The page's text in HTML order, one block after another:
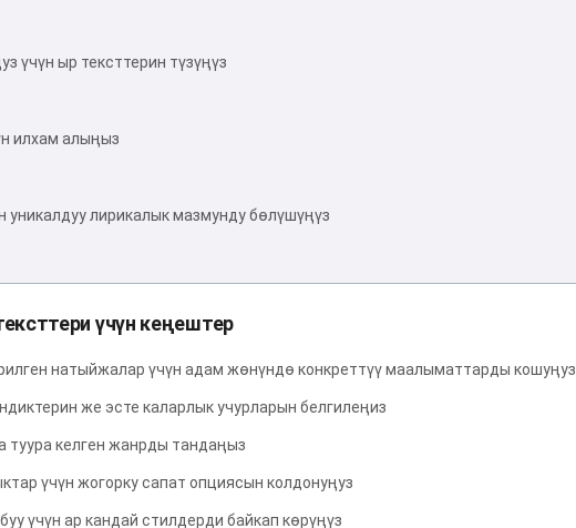
үчүн ыр тексттерин түзүңүз
илхам алыңыз
лирикалык мазмунду бөлүшүңүз
үчүн кеңештер
натыйжалар үчүн адам жөнүндө конкреттүү маалыматтарды кошуңуз
же эсте каларлык учурларын белгилеңиз
туура келген жанрды тандаңыз
үчүн жогорку сапат опциясын колдонуңуз
үчүн ар кандай стилдерди байкап көрүңүз